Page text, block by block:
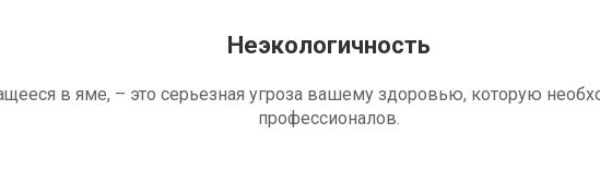
Неэкологичность
в яме, – это серьезная угроза вашему здоровью, которую
профессионалов.